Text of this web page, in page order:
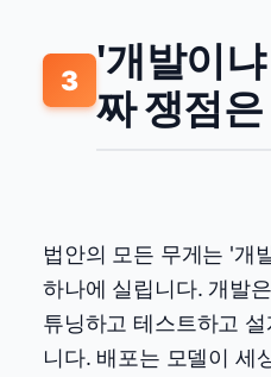
3 '개발이
짜 쟁점
법안의 모든 무게는 '개
하나에 실립니다. 개발
튜닝하고 테스트하고
니다. 배포는 모델이 세